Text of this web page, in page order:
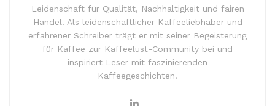
Leidenschaft für Qualität, Nachhaltigkeit und fairen
Handel. Als leidenschaftlicher Kaffeeliebhaber und
erfahrener Schreiber trägt er mit seiner Begeisterung
für Kaffee zur Kaffeelust-Community bei und
inspiriert Leser mit faszinierenden
Kaffeegeschichten.